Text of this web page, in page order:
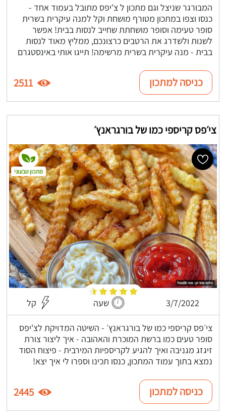
המבורגר שניצל וגם מתכון ל צ'יפס מתובל בעמוד אחד -
כנסו וצפו במתכון מטורף מושחת וקל למנה עיקרית בשרית
סופר טעימה וסופר מושחתת שחייב לנסות בבית! אפשר
לשנות ולשדרג את הרטבים כרצונכם, ממליץ מאוד לנסות
בבית - מנה עיקרית בשרית מרשימה! תייגו אותי באינסטגרם
כניסה למתכון 2511
צי׳פס קריספי כמו של בורגראנץ׳
3/7/2022 שעה קל
צי׳פס קריספי כמו של בורגראנץ׳ - השיטה המדויקת לצ'יפס
סופר טעים כמו ברשת המוכרת והאהובה - איך ליצור צורת
זיגזג מגניבה ואיך להגיע לקריספיות המירבית - פיצוח הסוד
נמצא בתוך עמוד המתכון, כנסו תכינו וספרו לי איך יצא!
מתכון טבעוני
כניסה למתכון 2445